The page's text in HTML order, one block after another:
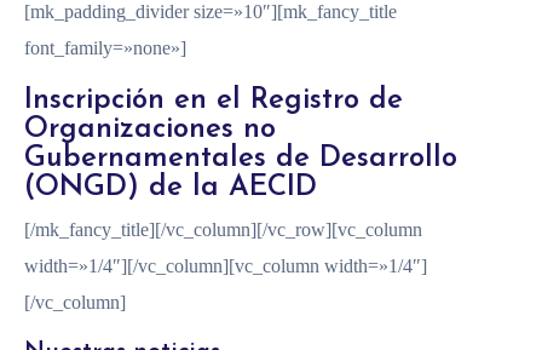
[mk_padding_divider size=»10″][mk_fancy_title
font_family=»none»]
Inscripción en el Registro de
Organizaciones no
Gubernamentales de Desarrollo
(ONGD) de la AECID
[/mk_fancy_title][/vc_column][/vc_row][vc_column
width=»1/4″][/vc_column][vc_column width=»1/4″]
[/vc_column]